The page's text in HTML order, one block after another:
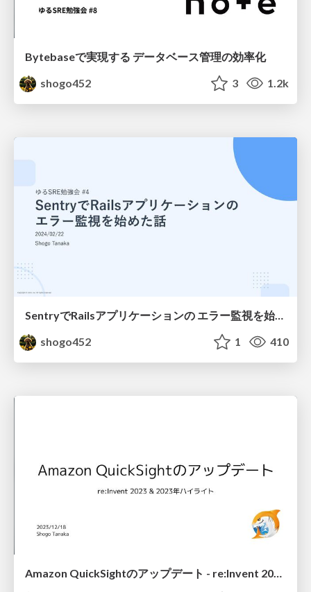
Bytebaseで実現する データベース管理の効率化
shogo452
3 1.2k
SentryでRailsアプリケーションの エラー監視を始めた話
shogo452
1 410
Amazon QuickSightのアップデート - re:Invent 2023 & 2023年ハイライト -